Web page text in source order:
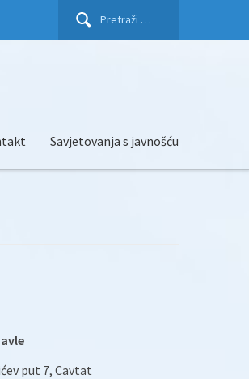
Pretraži:
Savjetovanja s javnošću
put 7, Cavtat